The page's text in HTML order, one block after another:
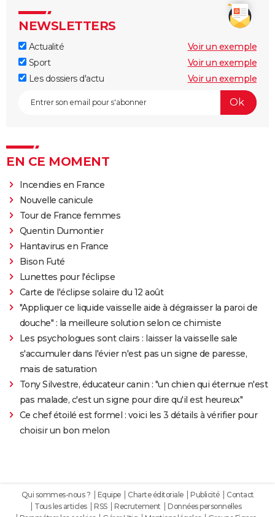
NEWSLETTERS
Actualité
Voir un exemple
Sport
Voir un exemple
Les dossiers d'actu
Voir un exemple
EN CE MOMENT
Incendies en France
Nouvelle canicule
Tour de France femmes
Quentin Dumontier
Hantavirus en France
Bison Futé
Lunettes pour l'éclipse
Carte de l'éclipse solaire du 12 août
"Appliquer ce liquide vaisselle aide à dégraisser la paroi de
douche" : la meilleure solution selon ce chimiste
Les psychologues sont clairs : laisser la vaisselle sale
s'accumuler dans l'évier n'est pas un signe de paresse,
mais de saturation
Tony Silvestre, éducateur canin : "un chien qui éternue n'est
pas malade, c'est un signe pour dire qu'il est heureux"
Ce chef étoilé est formel : voici les 3 détails à vérifier pour
choisir un bon melon
Qui sommes-nous ? Equipe Charte éditoriale Publicité
Contact
Tous les articles
RSS Recrutement
Données personnelles